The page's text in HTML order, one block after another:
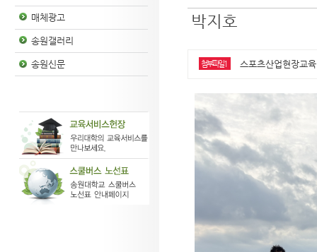
매체광고
송원갤러리
송원신문
박지호
첨부파일1 스포츠산업현장